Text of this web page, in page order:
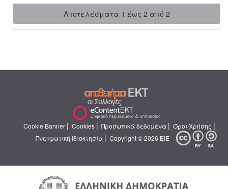
Αποτελέσματα 1 έως 2 από 2
Cookie Banner | Cookies | Προσωπικά δεδομένα | Όροι Χρήσης |
Πνευματική Ιδιοκτησία | Copyright © 2026 ΕΙΕ